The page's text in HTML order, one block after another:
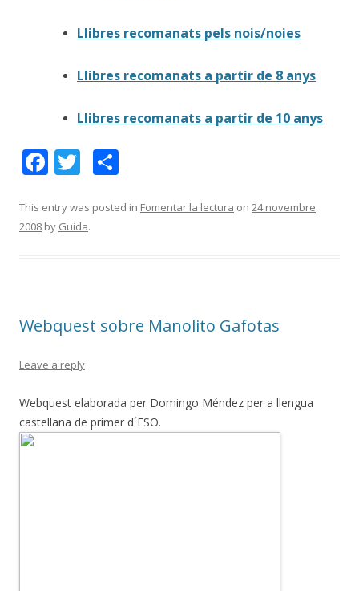
Llibres recomanats pels nois/noies
Llibres recomanats a partir de 8 anys
Llibres recomanats a partir de 10 anys
F
e
b
k
T
itt
er
m
ix
This entry was posted in Fomentar la lectura on 24 novembre
2008 by Guida.
Webquest sobre Manolito Gafotas
Leave a reply
Webquest elaborada per Domingo Méndez per a llengua
castellana de primer d´ESO.